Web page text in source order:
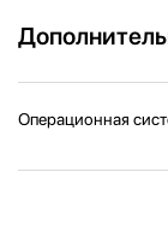
Операционная